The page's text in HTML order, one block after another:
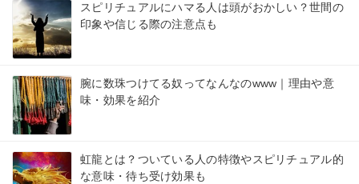
スピリチュアルにハマる人は頭がおかしい？世間の
印象や信じる際の注意点も
腕に数珠つけてる奴ってなんなのwww｜理由や意
味・効果を紹介
虹龍とは？ついている人の特徴やスピリチュアル的
な意味・待ち受け効果も